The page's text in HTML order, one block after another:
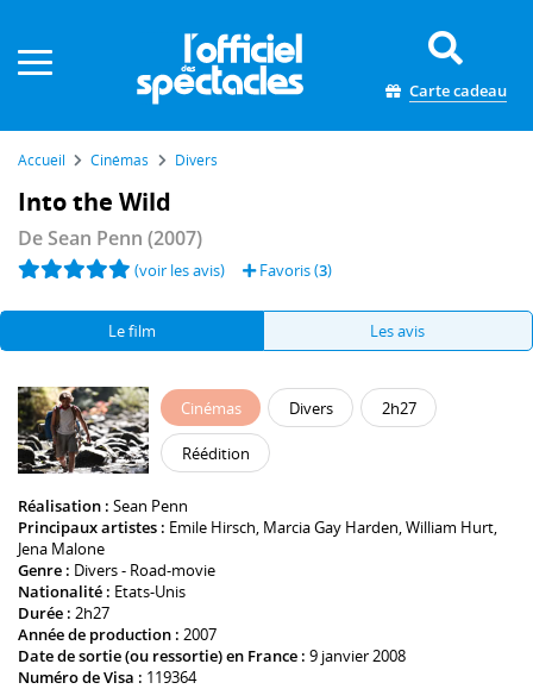
Carte cadeau
Accueil Cinémas Divers
Into the Wild
DeSean Penn (2007)
(voir les avis) Favoris (3)
Le film Les avis
Cinémas Divers 2h27
Réédition
Réalisation : Sean Penn
Principaux artistes : Emile Hirsch, Marcia Gay Harden,William Hurt,
Jena Malone
Genre : Divers - Road-movie
Nationalité : Etats-Unis
Durée : 2h27
Année de production : 2007
Date de sortie (ou ressortie) en France : 9 janvier 2008
Numéro de Visa : 119364